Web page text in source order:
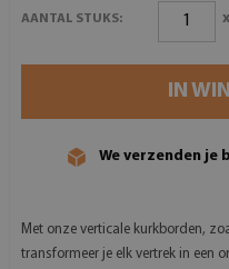
AANTAL STUKS: x
IN
We verzenden je
Met onze verticale kurkborden,
transformeer je elk vertrek in een